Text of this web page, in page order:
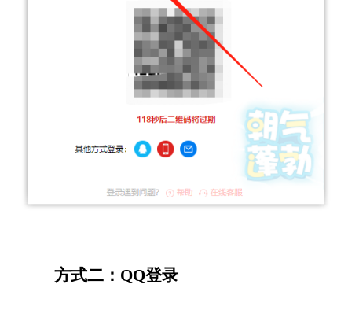
方式二：QQ登录